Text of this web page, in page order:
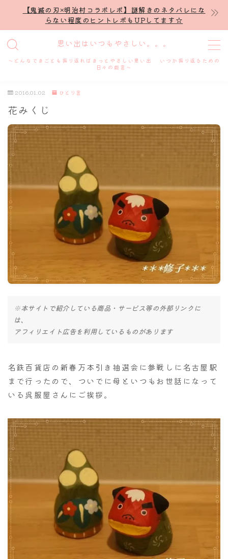
【鬼滅の刃×明治村コラボレポ】謎解きのネタバレにな
らない程度のヒントレポもUPしてます☆
思い出はいつもやさしい。。。
～どんなできごとも振り返ればきっとやさしい思い出 いつか振り返るための
日々の戯言～
MENU
プロフィール
謎解き
ホテル滞在記
舞台・ライブ
ナナちゃん人形
2016.01.02 ひとり言
花みくじ
※本サイトで紹介している商品・サービス等の外部リンクに
は、
アフィリエイト広告を利用しているものがあります
名鉄百貨店の新春万本引き抽選会に参戦しに名古屋駅
まで行ったので、ついでに母といつもお世話になって
いる呉服屋さんにご挨拶。